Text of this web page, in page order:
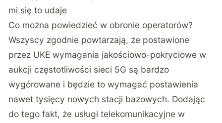
mi się to udaje
Co można powiedzieć w obronie operatorów?
Wszyscy zgodnie powtarzają, że postawione
przez UKE wymagania jakościowo-pokryciowe w
aukcji częstotliwości sieci 5G są bardzo
wygórowane i będzie to wymagać postawienia
nawet tysięcy nowych stacji bazowych. Dodając
do tego fakt, że usługi telekomunikacyjne w